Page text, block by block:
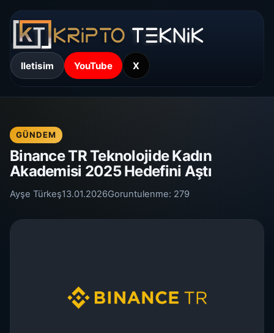
Iletisim YouTube X
GÜNDEM
Binance TR Teknolojide Kadın
Akademisi 2025 Hedefini Aştı
Ayşe Türkeş13.01.2026Goruntulenme: 279